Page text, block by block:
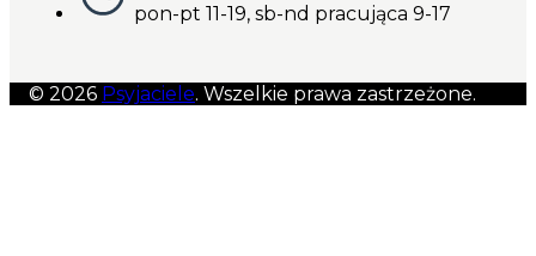
pon-pt 11-19, sb-nd pracująca 9-17
© 2026 Psyjaciele. Wszelkie prawa zastrzeżone.